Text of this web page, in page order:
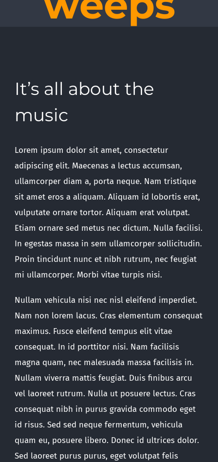
It’s all about the
music
Lorem ipsum dolor sit amet, consectetur
adipiscing elit. Maecenas a lectus accumsan,
ullamcorper diam a, porta neque. Nam tristique
sit amet eros a aliquam. Aliquam id lobortis erat,
vulputate ornare tortor. Aliquam erat volutpat.
Etiam ornare sed metus nec dictum. Nulla facilisi.
In egestas massa in sem ullamcorper sollicitudin.
Proin tincidunt nunc et nibh rutrum, nec feugiat
mi ullamcorper. Morbi vitae turpis nisi.
Nullam vehicula nisi nec nisl eleifend imperdiet.
Nam non lorem lacus. Cras elementum consequat
maximus. Fusce eleifend tempus elit vitae
consequat. In id porttitor nisi. Nam facilisis
magna quam, nec malesuada massa facilisis in.
Nullam viverra mattis feugiat. Duis finibus arcu
vel laoreet rutrum. Nulla ut posuere lectus. Cras
consequat nibh in purus gravida commodo eget
id risus. Sed sed neque fermentum, vehicula
quam eu, posuere libero. Donec id ultrices dolor.
Sed laoreet purus purus, eget volutpat felis